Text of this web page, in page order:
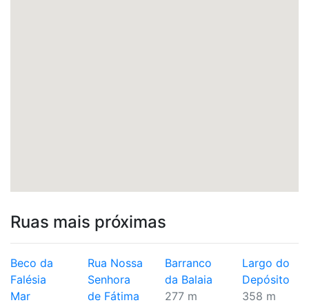
Ruas mais próximas
Beco da
Falésia
Mar
Rua Nossa
Senhora
de Fátima
Barranco
da Balaia
277 m
Largo do
Depósito
358 m